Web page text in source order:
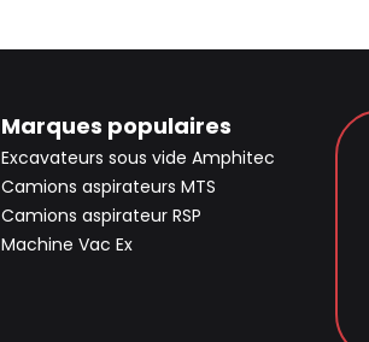
Marques populaires
Excavateurs sous vide Amphitec
Camions aspirateurs MTS
Camions aspirateur RSP
Machine Vac Ex